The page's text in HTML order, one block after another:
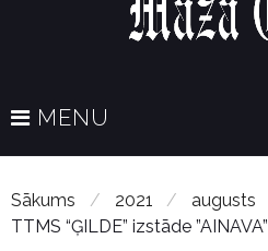
MENU
Sākums / 2021 / augusts
TTMS “ĢILDE” izstāde ”AINAVA”